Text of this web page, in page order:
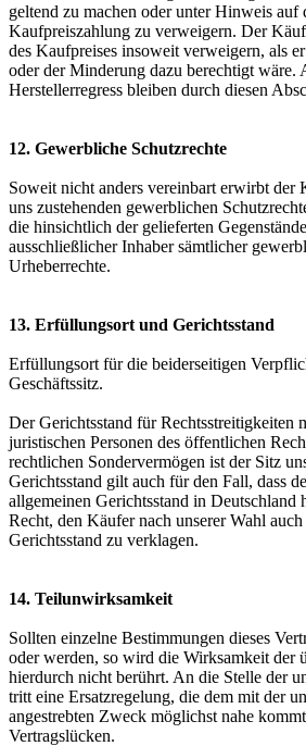
geltend zu machen oder unter Hinweis auf
Kaufpreiszahlung zu verweigern. Der
des Kaufpreises insoweit verweigern, als
oder der Minderung dazu berechtigt wäre.
Herstellerregress bleiben durch diesen
12. Gewerbliche Schutzrechte
Soweit nicht anders vereinbart erwirbt der
uns zustehenden gewerblichen
die hinsichtlich der gelieferten
ausschließlicher Inhaber sämtlicher
Urheberrechte.
13. Erfüllungsort und Gerichtsstand
Erfüllungsort für die beiderseitigen
Geschäftssitz.
Der Gerichtsstand für Rechtsstreitigkeiten
juristischen Personen des öffentlichen
rechtlichen Sondervermögen ist der Sitz
Gerichtsstand gilt auch für den Fall, dass
allgemeinen Gerichtsstand in Deutschland
Recht, den Käufer nach unserer Wahl
Gerichtsstand zu verklagen.
14. Teilunwirksamkeit
Sollten einzelne Bestimmungen dieses
oder werden, so wird die Wirksamkeit der
hierdurch nicht berührt. An die Stelle der
tritt eine Ersatzregelung, die dem mit der
angestrebten Zweck möglichst nahe
Vertragslücken.